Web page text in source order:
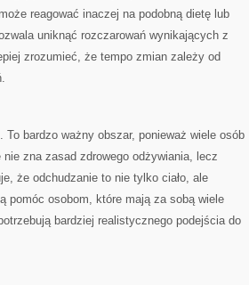
reagować inaczej na podobną dietę lub
uniknąć rozczarowań wynikających z
zrozumieć, że tempo zmian zależy od
bardzo ważny obszar, ponieważ wiele osób
zna zasad zdrowego odżywiania, lecz
że odchudzanie to nie tylko ciało, ale
pomóc osobom, które mają za sobą wiele
bardziej realistycznego podejścia do